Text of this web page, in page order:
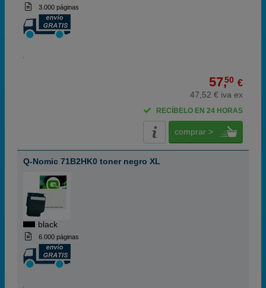
3.000 páginas
57,50 €
47,52 € iva ex
RECÍBELO EN 24 HORAS
comprar >
Q-Nomic 71B2HK0 toner negro XL
black
6.000 páginas